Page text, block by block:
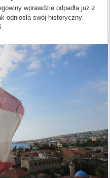
wprawdzie odpadła już z
odniosła swój historyczny